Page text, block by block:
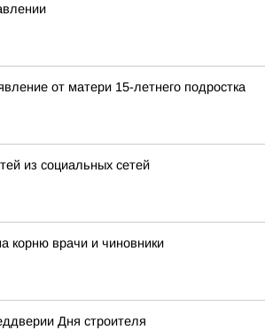
от матери 15-летнего подростка
из социальных сетей
корню врачи и чиновники
Дня строителя